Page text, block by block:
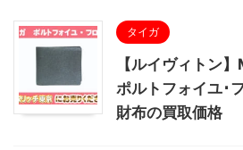
タイガ
【ルイヴィトン
ポルトフォイユ･
財布の買取価格